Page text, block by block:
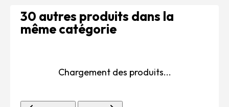
30 autres produits dans la
même catégorie
Chargement des produits...